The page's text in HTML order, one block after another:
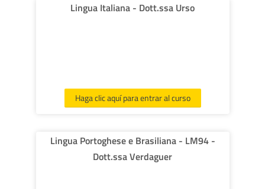
Lingua Italiana - Dott.ssa Urso
Haga clic aquí para entrar al curso
Lingua Portoghese e Brasiliana - LM94 -
Dott.ssa Verdaguer